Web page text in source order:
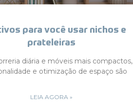
para você usar nichos e
prateleiras
diária e móveis mais compactos,
e otimização de espaço são
LEIA AGORA »